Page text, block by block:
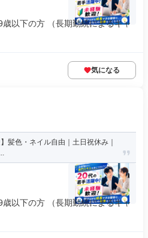
以下の方 （長期勤続によるキャ
気になる
髪色・ネイル自由｜土日祝休み｜
以下の方 （長期勤続によるキャ